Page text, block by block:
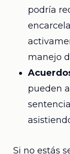
podría
manejo
pueden
Si no estás